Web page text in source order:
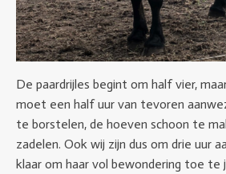
De paardrijles begint om half vier,
moet een half uur van tevoren
te borstelen, de hoeven schoon te
zadelen. Ook wij zijn dus om drie uur
klaar om haar vol bewondering toe te